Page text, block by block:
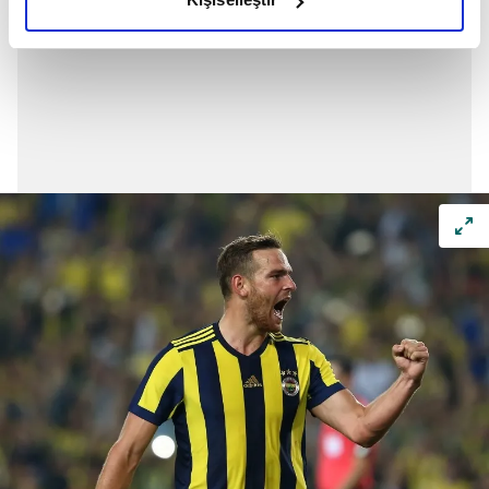
elimizden gelen çabayı gösterdiğimizi ve bu noktada,
Sizlere daha iyi bir hizmet sunabilmek için İnternet
Sitemizde kendimize ve üçüncü kişilere ait çerezler
kullanılmaktadır. Bu çerezler vasıtasıyla çeşitli kişisel
verileriniz işlenmekte olup gerekli olan çerezler bilgi
toplumu hizmetlerinin sunulması amacıyla
kullanılmaktadır. Diğer çerezler, sitemizin daha işlevsel
kılınması ve kişiselleştirilmesi ve sizlere yönelik
reklam/pazarlama faaliyetlerinin yapılması, amaçlarıyla
sınırlı olarak açık rızanız dahilinde kullanılacaktır.
Çerezlere ilişkin tercihlerinizi aşağıda yer alan panel